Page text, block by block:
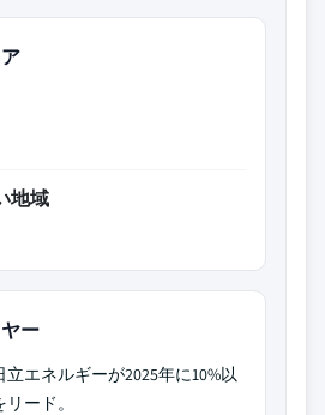
地域
ー
立エネルギーが2025年に10%以
ード。